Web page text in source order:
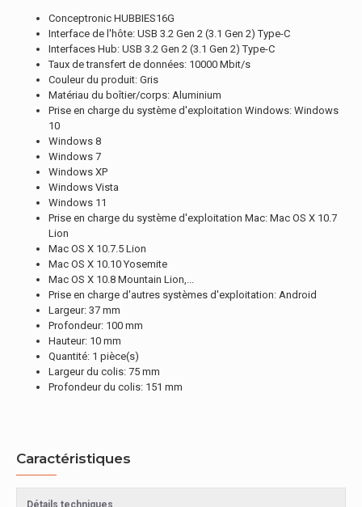
Conceptronic HUBBIES16G
Interface de l'hôte: USB 3.2 Gen 2 (3.1 Gen 2) Type-C
Interfaces Hub: USB 3.2 Gen 2 (3.1 Gen 2) Type-C
Taux de transfert de données: 10000 Mbit/s
Couleur du produit: Gris
Matériau du boîtier/corps: Aluminium
Prise en charge du système d'exploitation Windows: Windows
10
Windows 8
Windows 7
Windows XP
Windows Vista
Windows 11
Prise en charge du système d'exploitation Mac: Mac OS X 10.7
Lion
Mac OS X 10.7.5 Lion
Mac OS X 10.10 Yosemite
Mac OS X 10.8 Mountain Lion,...
Prise en charge d'autres systèmes d'exploitation: Android
Largeur: 37 mm
Profondeur: 100 mm
Hauteur: 10 mm
Quantité: 1 pièce(s)
Largeur du colis: 75 mm
Profondeur du colis: 151 mm
Caractéristiques
Détails techniques